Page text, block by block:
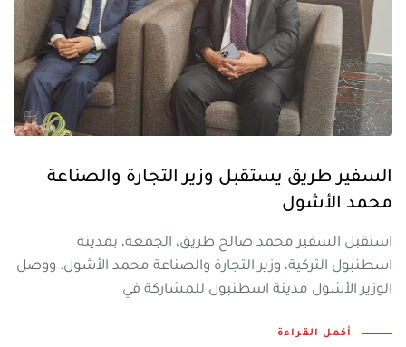
السفير طريق يستقبل وزير التجارة والصناعة
محمد الأشول
استقبل السفير محمد صالح طريق، الجمعة، بمدينة
اسطنبول التركية، وزير التجارة والصناعة محمد الأشول. ووصل
الوزير الأشول مدينة اسطنبول للمشاركة في
أكمل القراءة